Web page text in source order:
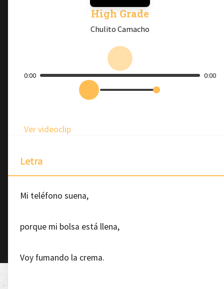
High Grade
Chulito Camacho
0:00 0:00
Ver videoclip
Letra
Mi teléfono suena,
porque mi bolsa está llena,
Voy fumando la crema.